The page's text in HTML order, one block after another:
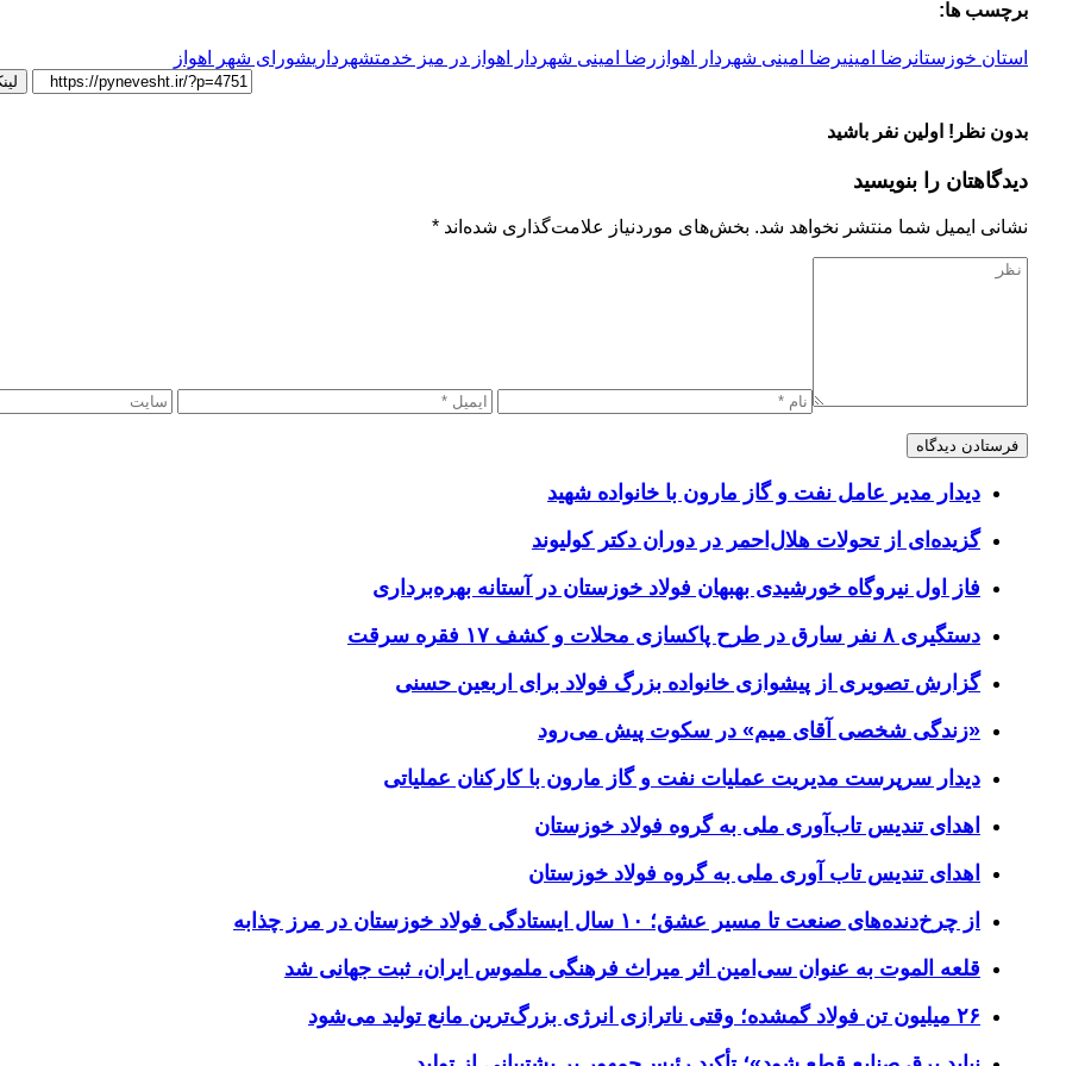
برچسب ها:
استان خوزستانرضا امینیرضا امینی شهردار اهواز رضا امینی شهردار اهواز در میز خدمتشهرداریشورای شهر اهواز
بدون نظر! اولین نفر باشید
دیدگاهتان را بنویسید
نشانی ایمیل شما منتشر نخواهد شد. بخش‌های موردنیاز علامت‌گذاری شده‌اند *
دیدار مدیر عامل نفت و گاز مارون با خانواده شهید
گزیده‌ای از تحولات هلال‌احمر در دوران دکتر کولیوند
فاز اول نیروگاه خورشیدی بهبهان فولاد خوزستان در آستانه بهره‌برداری
دستگیری ۸ نفر سارق در طرح پاکسازی محلات و کشف ۱۷ فقره سرقت
گزارش تصویری از پیشوازی خانواده بزرگ فولاد برای اربعین حسنی
«زندگی شخصی آقای میم» در سکوت پیش می‌رود
دیدار سرپرست مدیریت عملیات نفت و گاز مارون با کارکنان عملیاتی
اهدای تندیس تاب‌آوری ملی به گروه فولاد خوزستان
اهدای تندیس تاب آوری ملی به گروه فولاد خوزستان
از چرخ‌دنده‌های صنعت تا مسیر عشق؛ ۱۰ سال ایستادگی فولاد خوزستان در مرز چذابه
قلعه الموت به عنوان سی‌امین اثر میراث‌ فرهنگی ملموس ایران، ثبت جهانی شد
۲۶ میلیون تن فولاد گمشده؛ وقتی ناترازی انرژی بزرگ‌ترین مانع تولید می‌شود